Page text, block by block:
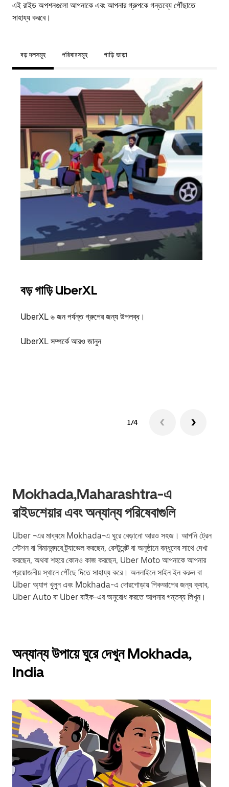
এই রাইড অপশনগুলো আপনাকে এবং আপনার গ্রুপকে গন্তব্যে পৌঁছাতে
সাহায্য করবে।
বড় দলসমূহ পরিবারসমূহ গাড়ি ভাড়া
বড় গাড়ি UberXL
UberXL ৬ জন পর্যন্ত গ্রুপের জন্য উপলব্ধ।
UberXL সম্পর্কে আরও জানুন
1/4
Mokhada,Maharashtra-এ
রাইডশেয়ার এবং অন্যান্য পরিষেবাগুলি
Uber -এর মাধ্যমে Mokhada-এ ঘুরে বেড়ানো আরও সহজ। আপনি ট্রেন
স্টেশন বা বিমানবন্দরে ট্র্যাভেল করছেন, রেস্টুরেন্ট বা অনুষ্ঠানে বন্ধুদের সাথে দেখা
করছেন, অথবা শহরে কোনও কাজ করছেন, Uber Moto আপনাকে আপনার
প্রয়োজনীয় স্থানে পৌঁছে দিতে সাহায্য করে। অনলাইনে সাইন ইন করুন বা
Uber অ্যাপ খুলুন এবং Mokhada-এ দোরগোড়ায় পিকআপের জন্য ক্যাব,
Uber Auto বা Uber বাইক-এর অনুরোধ করতে আপনার গন্তব্য লিখুন।
অন্যান্য উপায়ে ঘুরে দেখুন Mokhada,
India